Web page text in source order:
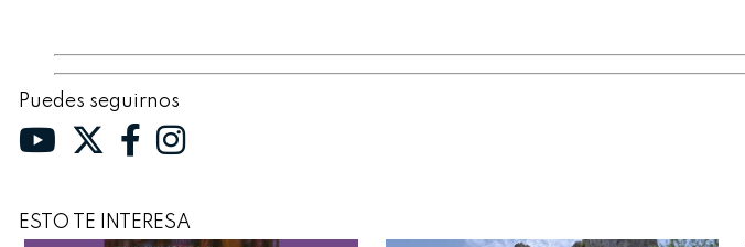
Puedes seguirnos
ESTO TE INTERESA